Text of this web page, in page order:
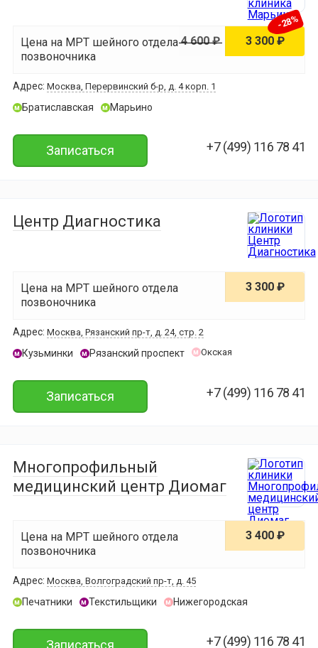
Цена на МРТ шейного отдела
позвоночника
3 300 ₽
4 600 ₽
-28%
Адрес: Москва, Перервинский б-р, д. 4 корп. 1
м Братиславская м Марьино
Записаться +7 (499) 116 78 41
Центр Диагностика
Цена на МРТ шейного отдела
позвоночника
3 300 ₽
Адрес: Москва, Рязанский пр-т, д. 24, стр. 2
м Кузьминки м Рязанский проспект м Окская
Записаться +7 (499) 116 78 41
Многопрофильный
медицинский центр Диомаг
Цена на МРТ шейного отдела
позвоночника
3 400 ₽
Адрес: Москва, Волгоградский пр-т, д. 45
м Печатники м Текстильщики м Нижегородская
Записаться +7 (499) 116 78 41